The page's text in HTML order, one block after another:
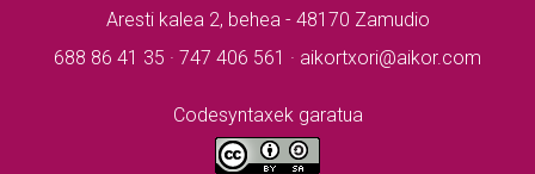
Aresti kalea 2, behea - 48170 Zamudio
688 86 41 35 · 747 406 561 · aikortxori@aikor.com
Codesyntaxek garatua